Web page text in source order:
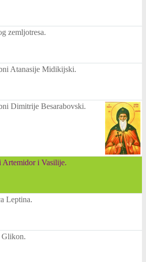
zemljotresa.
Atanasije Midikijski.
Dimitrije Besarabovski.
Artemidor i Vasilije.
Leptina.
Glikon.